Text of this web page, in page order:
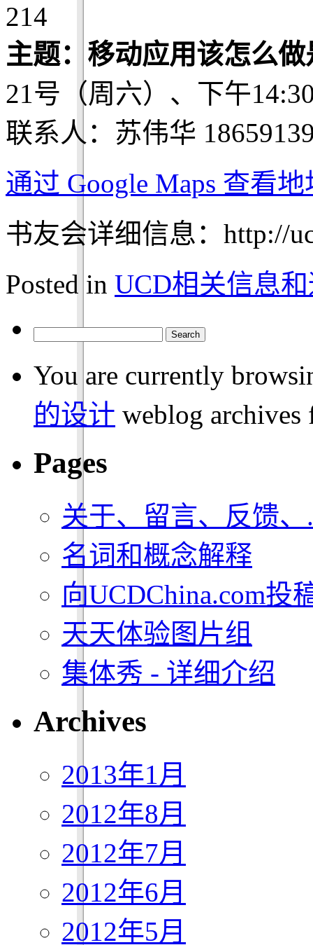
214
主题：移动应用该怎么
21号（周六）、下午
联系人：苏伟华
通过 Google Maps 查看
书友会详细信息：http://
Posted in UCD相关信息
You are currently
的设计 weblog
Pages
关于、留言、反馈、
名词和概念解释
向UCDChina.com投
天天体验图片组
集体秀 - 详细介绍
Archives
2013年1月
2012年8月
2012年7月
2012年6月
2012年5月